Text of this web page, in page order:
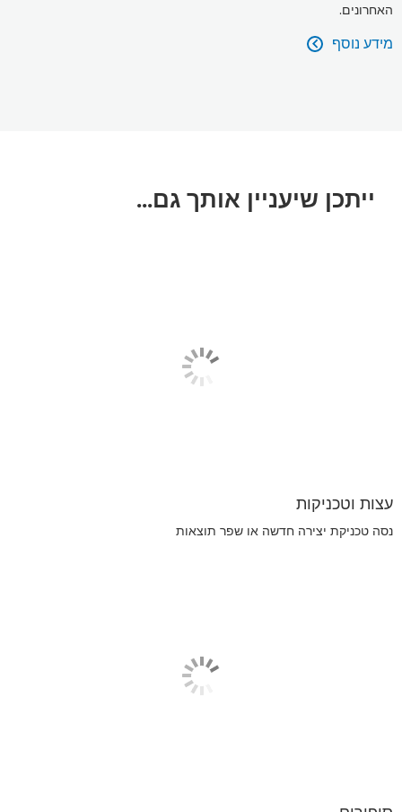
האחרונים.
מידע נוסף 
ייתכן שיעניין אותך גם...
עצות וטכניקות
נסה טכניקת יצירה חדשה או שפר תוצאות